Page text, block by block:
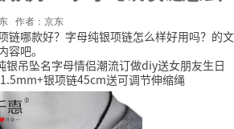
作者：京东
链哪款好？字母纯银项链怎么样好用吗？的文
吧。
银吊坠名字母情侣潮流订做diy送女朋友生日
银项链45cm送可调节伸缩绳